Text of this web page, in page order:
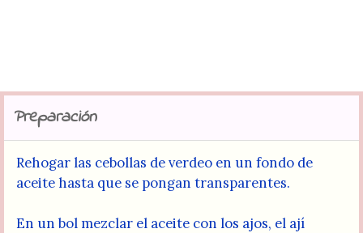
Preparación
Rehogar las cebollas de verdeo en un fondo de
aceite hasta que se pongan transparentes.
En un bol mezclar el aceite con los ajos, el ají